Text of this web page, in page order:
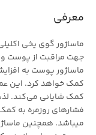
معرفی
ماساژور گوی یخی
جهت مراقبت از پوست و
ماساژور پوست به
کمک خواهد کرد. این
کمک شایانی می‌کند.
میباشد. همچنین